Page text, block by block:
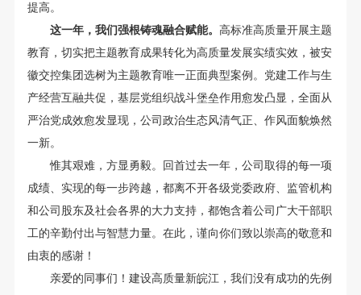
提高。
这一年，我们强根铸魂融合赋能。高标准高质量开展主题
教育，切实把主题教育成果转化为高质量发展实绩实效，被安
徽交控集团选树为主题教育唯一正面典型案例。党建工作与生
产经营互融共促，基层党组织战斗堡垒作用愈发凸显，全面从
严治党成效愈发显现，公司政治生态风清气正、作风面貌焕然
一新。
惟其艰难，方显勇毅。回首过去一年，公司取得的每一项
成绩、实现的每一步跨越，都离不开各级党委政府、监管机构
和公司股东及社会各界的大力支持，都饱含着公司广大干部职
工的辛勤付出与智慧力量。在此，谨向你们致以崇高的敬意和
由衷的感谢！
亲爱的同事们！建设高质量新皖江，我们没有成功的先例